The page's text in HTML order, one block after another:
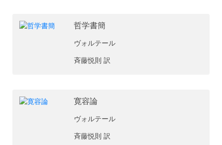
哲学書簡
ヴォルテール
斉藤悦則 訳
寛容論
ヴォルテール
斉藤悦則 訳